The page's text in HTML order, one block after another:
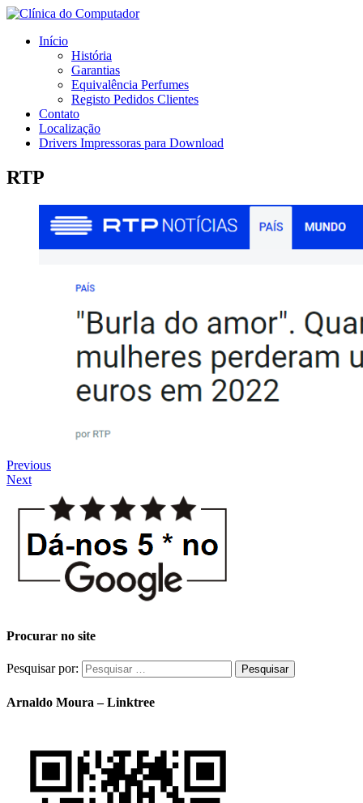
Início
História
Garantias
Equivalência Perfumes
Registo Pedidos Clientes
Contato
Localização
Drivers Impressoras para Download
RTP
Previous
Next
Procurar no site
Pesquisar por:
Arnaldo Moura – Linktree